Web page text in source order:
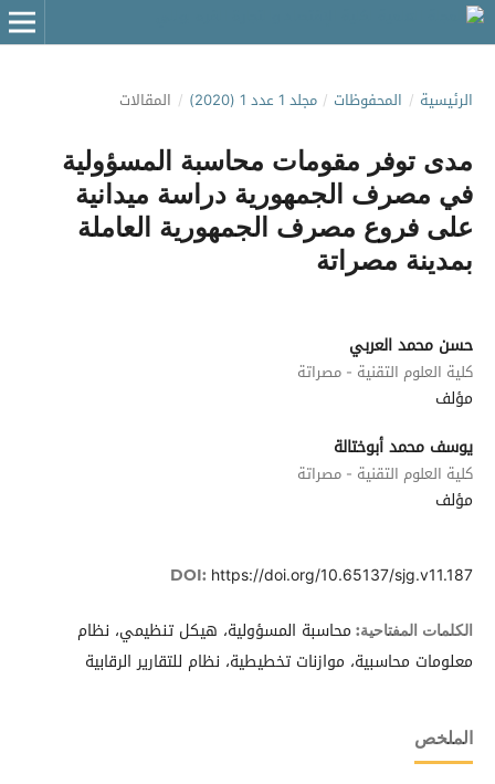
الرئيسية / المحفوظات / مجلد 1 عدد 1 (2020) / المقالات
مدى توفر مقومات محاسبة المسؤولية
في مصرف الجمهورية دراسة ميدانية
على فروع مصرف الجمهورية العاملة
بمدينة مصراتة
حسن محمد العربي
كلية العلوم التقنية - مصراتة
مؤلف
يوسف محمد أبوختالة
كلية العلوم التقنية - مصراتة
مؤلف
DOI: https://doi.org/10.65137/sjg.v11.187
الكلمات المفتاحية: محاسبة المسؤولية، هيكل تنظيمي، نظام
معلومات محاسبية، موازنات تخطيطية، نظام للتقارير الرقابية
الملخص